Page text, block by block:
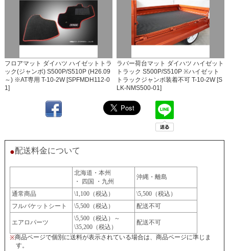
フロアマット ダイハツ ハイゼットトラ
ック(ジャンボ) S500P/S510P (H26.09
～) ※AT専用 T-10-2W [SPFMDH112-0
1]
ラバー荷台マット ダイハツ ハイゼット
トラック S500P/S510P ※ハイゼット
トラックジャンボ装着不可 T-10-2W [S
LK-NMS500-01]
●配送料金について
北海道・本州
・ 四国 ・九州
沖縄・離島
通常商品 \1,100（税込）
\5,500（税込）
フルバケットシート
\5,500（税込） 配送不可
エアロパーツ
\5,500（税込）～
\35,200（税込）
配送不可
※商品ページで個別に送料が表示されている場合は、商品ページに準じま
す。